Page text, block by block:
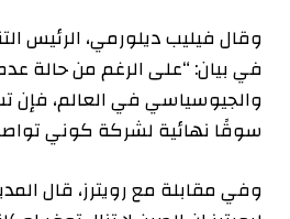
وقال فيليب ديلورمي، الرئيس
في بيان: “على الرغم من حالة
سوقًا نهائية لشركة كوني
وفي مقابلة مع رويترز، قال